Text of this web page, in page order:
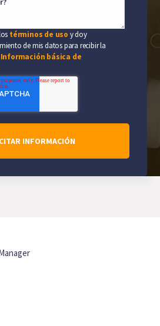
términos de uso y doy
de mis datos para recibir la
Información básica de